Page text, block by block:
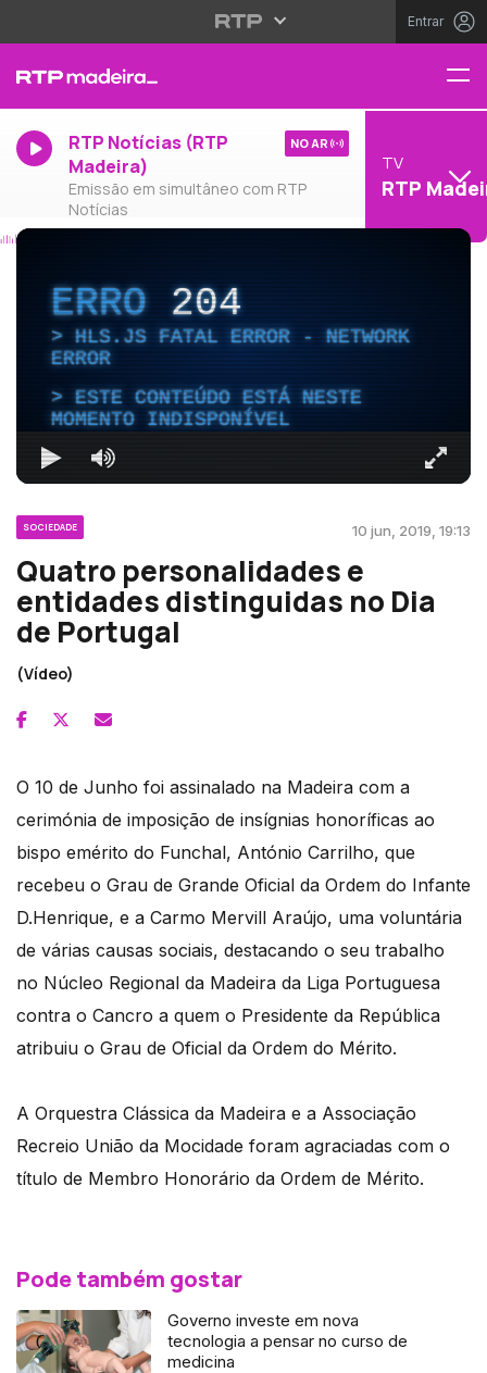
Entrar
RTP Notícias (RTP
Madeira)
Emissão em simultâneo com RTP
Notícias
NO AR
TV
RTP
ERRO204
HLS.JS FATAL ERROR - NETWORK
ERROR
ESTE CONTEÚDO ESTÁ NESTE
MOMENTO INDISPONÍVEL
SOCIEDADE 10 jun, 2019, 19:13
Quatro personalidades e
entidades distinguidas no Dia
de Portugal
(Vídeo)
O 10 de Junho foi assinalado na Madeira com a
cerimónia de imposição de insígnias honoríficas ao
bispo emérito do Funchal, António Carrilho, que
recebeu o Grau de Grande Oficial da Ordem do Infante
D.Henrique, e a Carmo Mervill Araújo, uma voluntária
de várias causas sociais, destacando o seu trabalho
no Núcleo Regional da Madeira da Liga Portuguesa
contra o Cancro a quem o Presidente da República
atribuiu o Grau de Oficial da Ordem do Mérito.
A Orquestra Clássica da Madeira e a Associação
Recreio União da Mocidade foram agraciadas com o
título de Membro Honorário da Ordem de Mérito.
Pode também gostar
Governo investe em nova
tecnologia a pensar no curso de
medicina